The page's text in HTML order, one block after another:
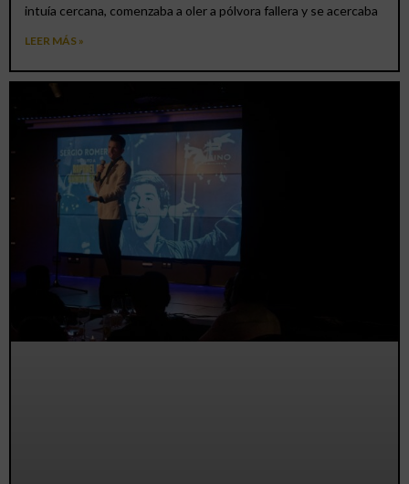
intuía cercana, comenzaba a oler a pólvora fallera y se acercaba
LEER MÁS »